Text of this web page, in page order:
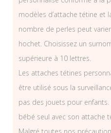
modèles d’attache tétine et
nombre de perles peut
hochet. Choisissez un
supérieure à 10 lettres.
Les attaches tétines
être utilisé sous la
pas des jouets pour
bébé seul avec son attache